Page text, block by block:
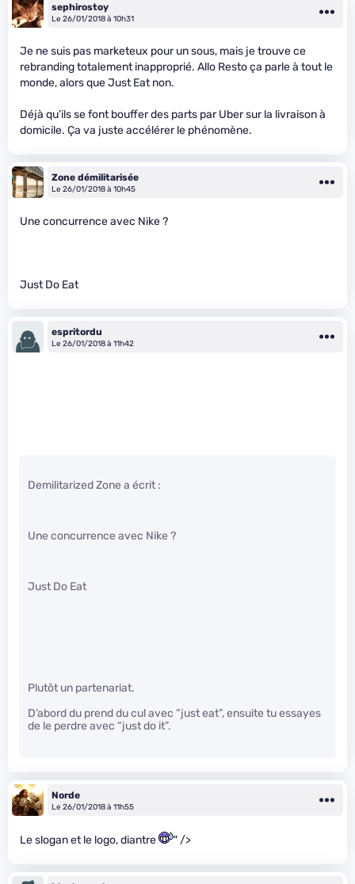
sephirostoy
Le 26/01/2018 à 10h31
Je ne suis pas marketeux pour un sous, mais je trouve ce
rebranding totalement inapproprié. Allo Resto ça parle à tout le
monde, alors que Just Eat non.
Déjà qu’ils se font bouffer des parts par Uber sur la livraison à
domicile. Ça va juste accélérer le phénomène.
Zone démilitarisée
Le 26/01/2018 à 10h45
Une concurrence avec Nike ?
Just Do Eat
espritordu
Le 26/01/2018 à 11h42
Demilitarized Zone a écrit :
Une concurrence avec Nike ?
Just Do Eat
Plutôt un partenariat.
D’abord du prend du cul avec “just eat”, ensuite tu essayes
de le perdre avec “just do it”.
Norde
Le 26/01/2018 à 11h55
Le slogan et le logo, diantre " />